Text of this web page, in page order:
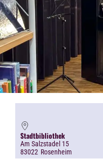
Stadtbibliothek
Am Salzstadel 15
83022 Rosenheim